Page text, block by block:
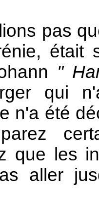
pas que
était
"
qui
n'a été
que les
aller